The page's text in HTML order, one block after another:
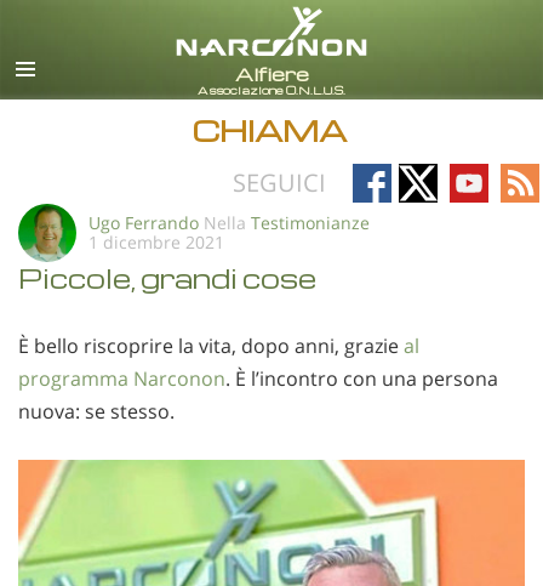
italiano
CHIAMA
SEGUICI
Follow
on
Follow
on
Follow
on
on
Ugo Ferrando Nella Testimonianze
1 dicembre 2021
Piccole, grandi cose
È bello riscoprire la vita, dopo anni, grazieal
programma Narconon. È l’incontro con una persona
nuova: se stesso.